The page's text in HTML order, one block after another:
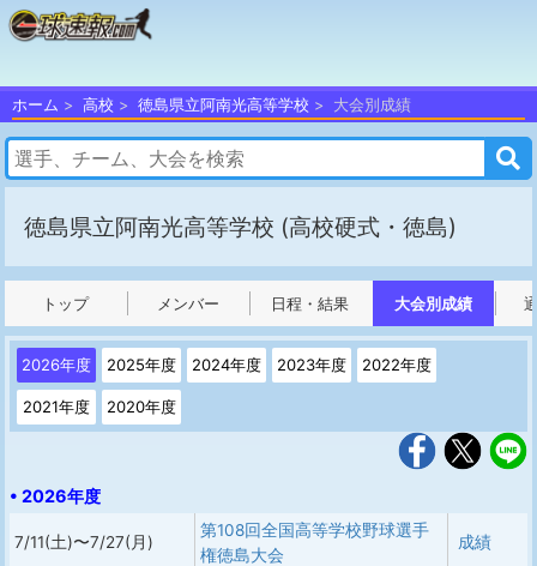
ホーム 高校 徳島県立阿南光高等学校 大会別成績
徳島県立阿南光高等学校 (高校硬式・徳島)
トップ メンバー 日程・結果 大会別成績
2026年度 2025年度 2024年度 2023年度 2022年度
2021年度 2020年度
• 2026年度
7/11(土)〜7/27(月)
第108回全国高等学校野球選手
権徳島大会
成績